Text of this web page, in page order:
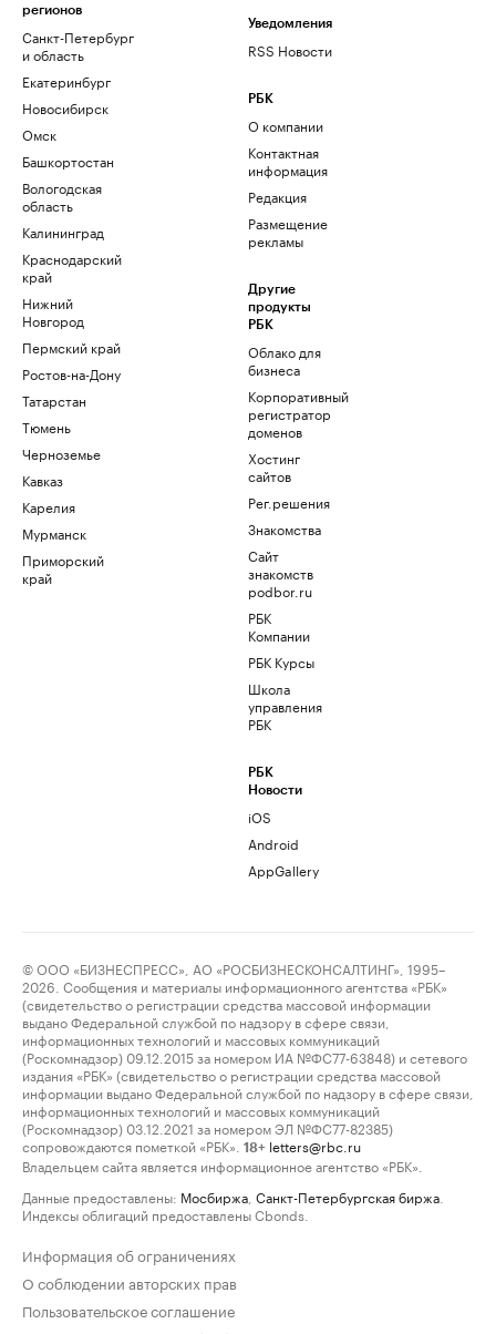
регионов
Санкт-Петербург
и область
Екатеринбург
Новосибирск
Омск
Башкортостан
Вологодская
область
Калининград
Краснодарский
край
Нижний
Новгород
Пермский край
Ростов-на-Дону
Татарстан
Тюмень
Черноземье
Кавказ
Карелия
Мурманск
Приморский
край
Уведомления
RSS Новости
РБК
О компании
Контактная
информация
Редакция
Размещение
рекламы
Другие
продукты
РБК
Облако для
бизнеса
Корпоративный
регистратор
доменов
Хостинг
сайтов
Рег.решения
Знакомства
Сайт
знакомств
podbor.ru
РБК
Компании
РБК Курсы
Школа
управления
РБК
РБК
Новости
iOS
Android
AppGallery
© ООО «БИЗНЕСПРЕСС», АО «РОСБИЗНЕСКОНСАЛТИНГ», 1995–
2026. Сообщения и материалы информационного агентства «РБК»
(свидетельство о регистрации средства массовой информации
выдано Федеральной службой по надзору в сфере связи,
информационных технологий и массовых коммуникаций
(Роскомнадзор) 09.12.2015 за номером ИА №ФС77-63848) и сетевого
издания «РБК» (свидетельство о регистрации средства массовой
информации выдано Федеральной службой по надзору в сфере связи,
информационных технологий и массовых коммуникаций
(Роскомнадзор) 03.12.2021 за номером ЭЛ №ФС77-82385)
сопровождаются пометкой «РБК».
18+ letters@rbc.ru
Владельцем сайта является информационное агентство «РБК».
Данные предоставлены: Мосбиржа Санкт-Петербургская биржа
Индексы облигаций предоставлены Cbonds.
Информация об ограничениях
О соблюдении авторских прав
Пользовательское соглашение